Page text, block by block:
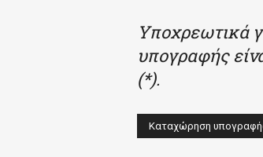
Υποχρεωτικά
υπογραφής
(*).